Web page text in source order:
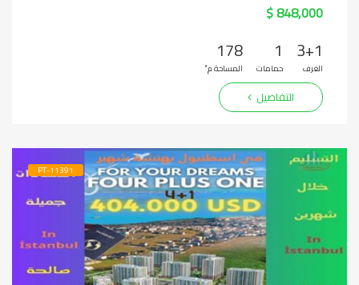
848,000 $
3+1
الغرف
1
حمامات
178
المساحة م²
التفاصيل
PT-11391